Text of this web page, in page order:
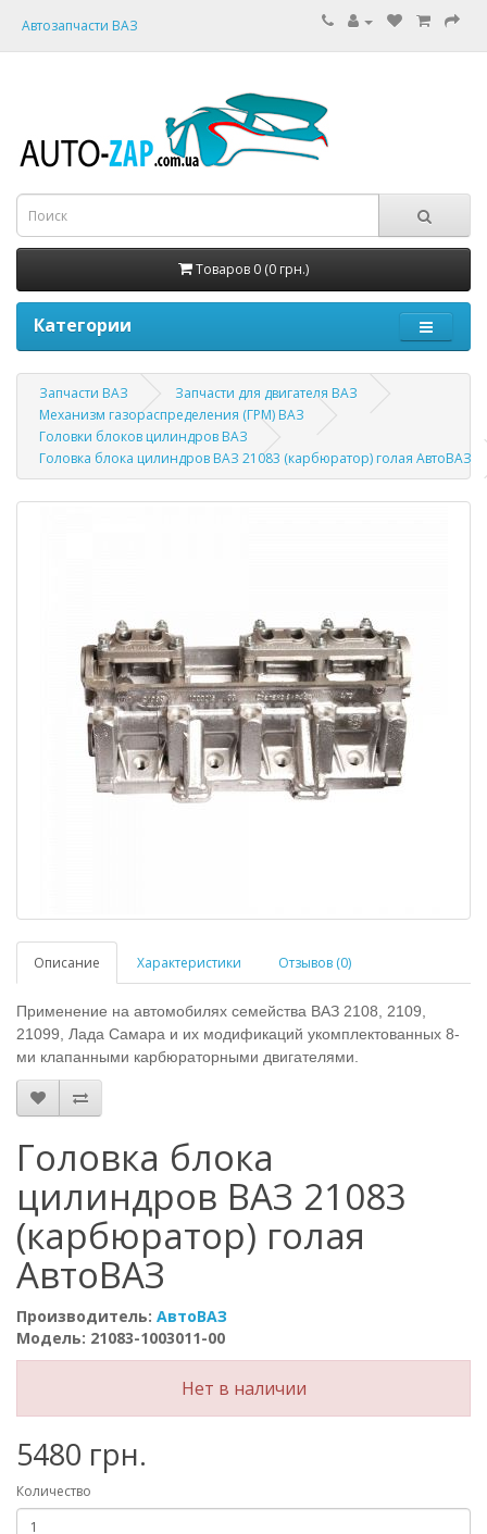
Автозапчасти ВАЗ
Товаров 0 (0 грн.)
Категории
Запчасти ВАЗ
Запчасти для двигателя ВАЗ
Механизм газораспределения (ГРМ) ВАЗ
Головки блоков цилиндров ВАЗ
Головка блока цилиндров ВАЗ 21083 (карбюратор) голая АвтоВАЗ
Описание Характеристики Отзывов (0)
Применение на автомобилях семейства ВАЗ 2108, 2109,
21099, Лада Самара и их модификаций укомплектованных 8-
ми клапанными карбюраторными двигателями.
Головка блока
цилиндров ВАЗ 21083
(карбюратор) голая
АвтоВАЗ
Производитель: АвтоВАЗ
Модель: 21083-1003011-00
Нет в наличии
5480 грн.
Количество